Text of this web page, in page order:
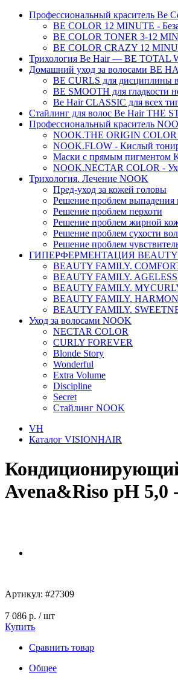
Профессиональный краситель Be
BE COLOR 12 MINUTE -
BE COLOR TONER 3-12
BE COLOR CRAZY 12
Трихология Be Hair — BE TOTAL
Домашний уход за волосами BE
BE CURLS для дисциплины
BE SMOOTH для гладкости
Be Hair CLASSIC для всех
Стайлинг для волос Be Hair THE
Профессиональный краситель
NOOK.THE ORIGIN COLOR
NOOK.FLOW - Кислый
Маски с прямым пигментом
NOOK.NECTAR COLOR -
Трихология. Лечение NOOK
Пред-уход за кожей головы
Решение проблем выпадения
Решение проблем перхоти
Решение проблем жирной
Решение проблем сухости
Решение проблем
ГИПЕРФЕРМЕНТАЦИЯ BEAUTY
BEAUTY FAMILY.
BEAUTY FAMILY. AGELESS
BEAUTY FAMILY.
BEAUTY FAMILY.
BEAUTY FAMILY.
Уход за волосами NOOK
NECTAR COLOR
CURLY FOREVER
Blonde Story
Wonderful
Extra Volume
Discipline
Secret
Стайлинг NOOK
VH
Каталог VISIONHAIR
Avena&Riso pH 5,0
Артикул: #27309
7 086 р. / шт
Купить
Сравнить товар
Общее